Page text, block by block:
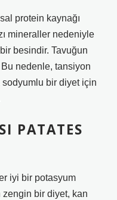
protein kaynağı
mineraller nedeniyle
besindir. Tavuğun
nedenle, tansiyon
bir diyet için
PATATES
iyi bir potasyum
zengin bir diyet, kan